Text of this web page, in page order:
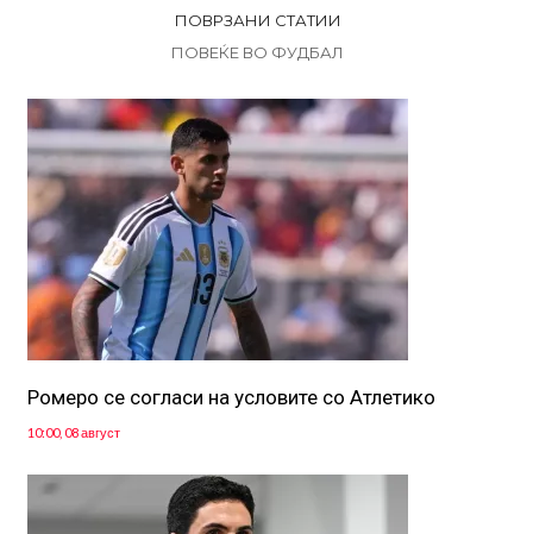
ПОВРЗАНИ СТАТИИ
ПОВЕЌЕ ВО ФУДБАЛ
Ромеро се согласи на условите со Атлетико
10:00, 08 август